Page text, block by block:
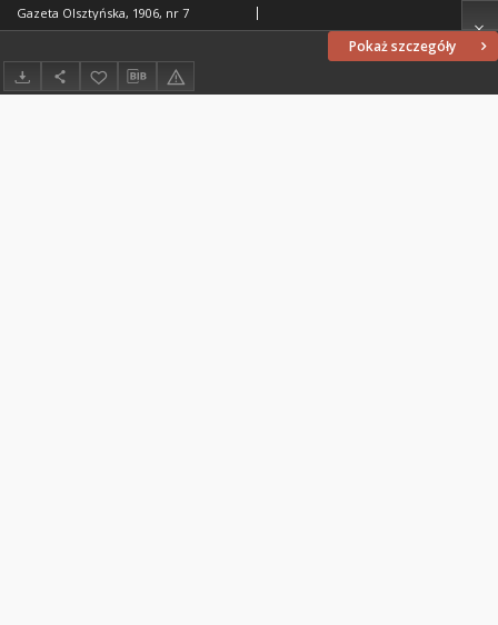
Pokaż szczegóły
Gazeta Olsztyńska, 1906, nr 7